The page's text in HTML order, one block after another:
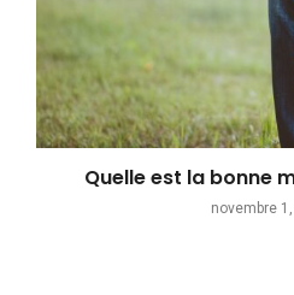
Quelle est la bonne
novembre